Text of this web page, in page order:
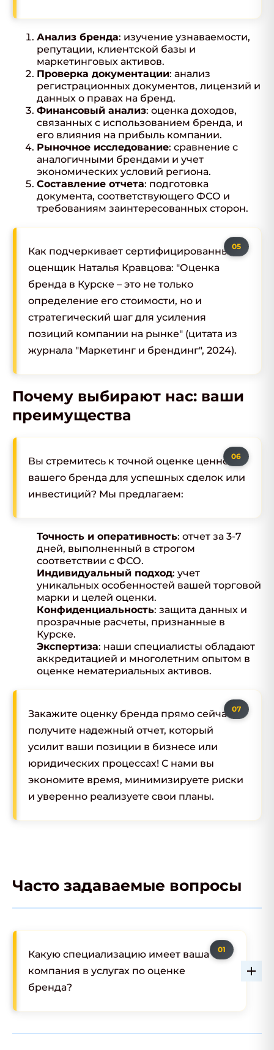
Анализ бренда: изучение узнаваемости,
репутации, клиентской базы и
маркетинговых активов.
Проверка документации: анализ
регистрационных документов, лицензий и
данных о правах на бренд.
Финансовый анализ: оценка доходов,
связанных с использованием бренда, и
его влияния на прибыль компании.
Рыночное исследование: сравнение с
аналогичными брендами и учет
экономических условий региона.
Составление отчета: подготовка
документа, соответствующего ФСО и
требованиям заинтересованных сторон.
Как подчеркивает сертифицированный
оценщик Наталья Кравцова: "Оценка
бренда в Курске – это не только
определение его стоимости, но и
стратегический шаг для усиления
позиций компании на рынке" (цитата из
журнала "Маркетинг и брендинг", 2024).
Почему выбирают нас: ваши
преимущества
Вы стремитесь к точной оценке ценности
вашего бренда для успешных сделок или
инвестиций? Мы предлагаем:
Точность и оперативность: отчет за 3-7
дней, выполненный в строгом
соответствии с ФСО.
Индивидуальный подход: учет
уникальных особенностей вашей торговой
марки и целей оценки.
Конфиденциальность: защита данных и
прозрачные расчеты, признанные в
Курске.
Экспертиза: наши специалисты обладают
аккредитацией и многолетним опытом в
оценке нематериальных активов.
Закажите оценку бренда прямо сейчас и
получите надежный отчет, который
усилит ваши позиции в бизнесе или
юридических процессах! С нами вы
экономите время, минимизируете риски
и уверенно реализуете свои планы.
Часто задаваемые вопросы
Какую специализацию имеет ваша
компания в услугах по оценке
бренда?